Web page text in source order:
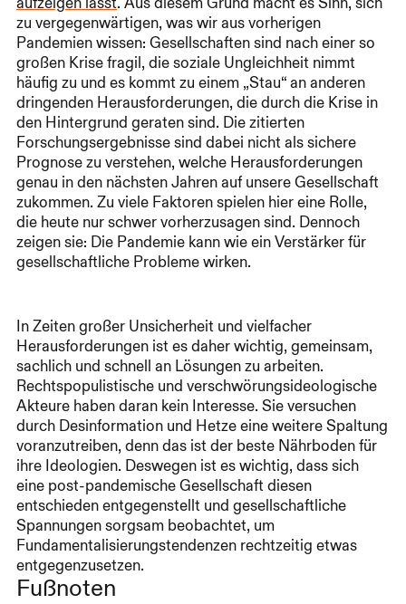
zu vergegenwärtigen, was wir aus vorherigen
Pandemien wissen: Gesellschaften sind nach einer so
großen Krise fragil, die soziale Ungleichheit nimmt
häufig zu und es kommt zu einem „Stau“ an anderen
dringenden Herausforderungen, die durch die Krise in
den Hintergrund geraten sind. Die zitierten
Forschungsergebnisse sind dabei nicht als sichere
Prognose zu verstehen, welche Herausforderungen
genau in den nächsten Jahren auf unsere Gesellschaft
zukommen. Zu viele Faktoren spielen hier eine Rolle,
die heute nur schwer vorherzusagen sind. Dennoch
zeigen sie: Die Pandemie kann wie ein Verstärker für
gesellschaftliche Probleme wirken.
In Zeiten großer Unsicherheit und vielfacher
Herausforderungen ist es daher wichtig, gemeinsam,
sachlich und schnell an Lösungen zu arbeiten.
Rechtspopulistische und verschwörungsideologische
Akteure haben daran kein Interesse. Sie versuchen
durch Desinformation und Hetze eine weitere Spaltung
voranzutreiben, denn das ist der beste Nährboden für
ihre Ideologien. Deswegen ist es wichtig, dass sich
eine post-pandemische Gesellschaft diesen
entschieden entgegenstellt und gesellschaftliche
Spannungen sorgsam beobachtet, um
Fundamentalisierungstendenzen rechtzeitig etwas
entgegenzusetzen.
Fußnoten